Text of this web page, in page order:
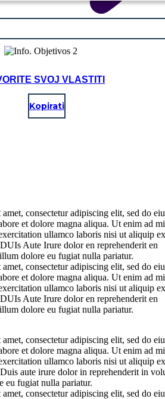
SVOJ VLASTITI
Kopirati
consectetur adipiscing elit, sed do
et dolore magna aliqua. Ut enim ad
ullamco laboris nisi ut aliquip
Aute Irure dolor en reprehenderit en
dolore eu fugiat nulla pariatur.
consectetur adipiscing elit, sed do
et dolore magna aliqua. Ut enim ad
ullamco laboris nisi ut aliquip
Aute Irure dolor en reprehenderit en
dolore eu fugiat nulla pariatur.
consectetur adipiscing elit, sed do
et dolore magna aliqua. Ut enim ad
ullamco laboris nisi ut aliquip
aute irure dolor in reprehenderit in
eu fugiat nulla pariatur.
consectetur adipiscing elit, sed do